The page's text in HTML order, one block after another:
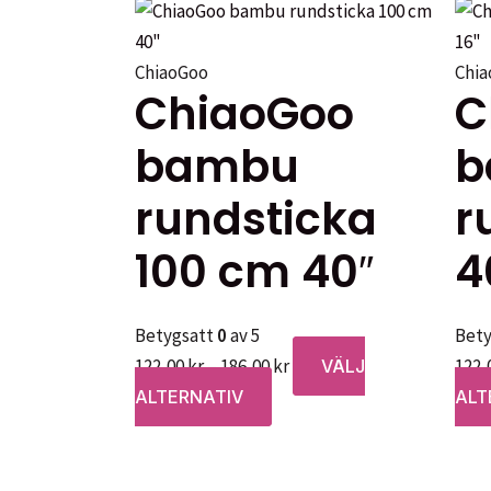
ChiaoGoo
ChiaoGoo
bambu
rundsticka
100 cm 40″
Betygsatt0av 5
122,00kr–186,00krPrisintervall:
122,00 kr
VÄLJ
ALTERNATIV
Den
här